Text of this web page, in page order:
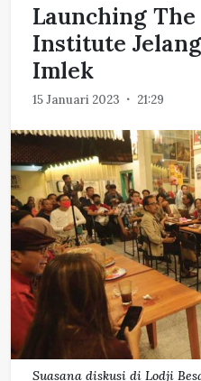
Launching
Institute
Imlek
15 Januari 2023 21:29
Suasana diskusi di Lodji